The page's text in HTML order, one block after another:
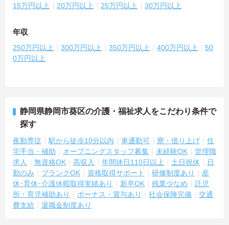
15万円以上 20万円以上 25万円以上 30万円以上
年収
250万円以上 300万円以上 350万円以上 400万円以上
50
0万円以上
静岡県静岡市葵区の介護・福祉求人をこだわり条件で
探す
夜勤専従 駅から徒歩10分以内 車通勤可 寮・借り上げ
住
宅手当・補助
オープニングスタッフ募集 未経験OK
管理職
求人
無資格OK 高収入 年間休日110日以上 土日祝休
日
勤のみ
ブランクOK 資格取得サポート 研修制度あり
産
休･育休･介護休暇取得実績あり
新卒OK 残業少なめ
託児
所・育児補助あり
ボーナス・賞与あり 社会保険完備
交通
費支給
退職金制度あり